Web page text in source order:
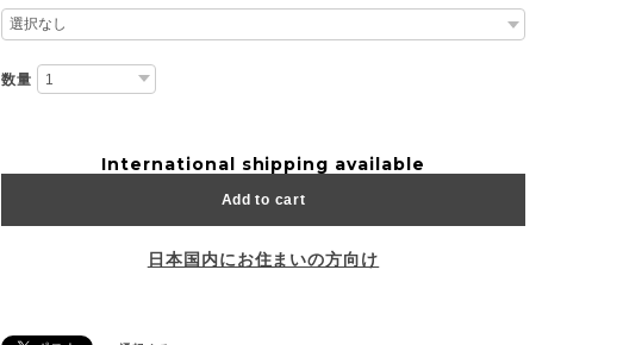
数量
International shipping available
Add to cart
日本国内にお住まいの方向け